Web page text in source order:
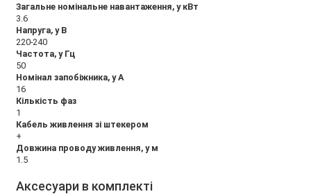
Загальне номінальне навантаження, у кВт
3.6
Напруга, у В
220-240
Частота, у Гц
50
Номінал запобіжника, у А
16
Кількість фаз
1
Кабель живлення зі штекером
+
Довжина проводу живлення, у м
1.5
Аксесуари в комплекті